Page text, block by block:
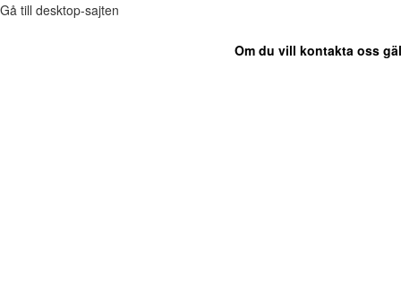
Gå till desktop-sajten
Om du vill kontakta oss